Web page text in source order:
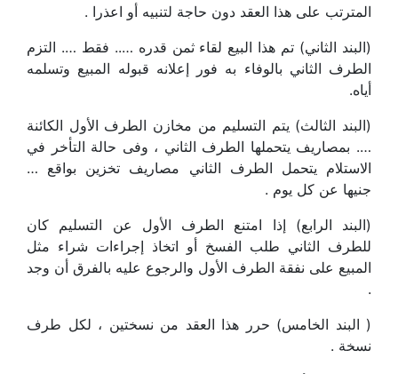
المترتب على هذا العقد دون حاجة لتنبيه أو اعذرا .
(البند الثاني) تم هذا البيع لقاء ثمن قدره ….. فقط …. التزم
الطرف الثاني بالوفاء به فور إعلانه قبوله المبيع وتسلمه
أياه.
(البند الثالث) يتم التسليم من مخازن الطرف الأول الكائنة
…. بمصاريف يتحملها الطرف الثاني ، وفى حالة التأخر في
الاستلام يتحمل الطرف الثاني مصاريف تخزين بواقع …
جنيها عن كل يوم .
(البند الرابع) إذا امتنع الطرف الأول عن التسليم كان
للطرف الثاني طلب الفسخ أو اتخاذ إجراءات شراء مثل
المبيع على نفقة الطرف الأول والرجوع عليه بالفرق أن وجد
.
( البند الخامس) حرر هذا العقد من نسختين ، لكل طرف
نسخة .